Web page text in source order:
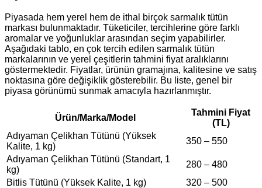
Piyasada hem yerel hem de ithal birçok sarmalık tütün
markası bulunmaktadır. Tüketiciler, tercihlerine göre farklı
aromalar ve yoğunluklar arasından seçim yapabilirler.
Aşağıdaki tablo, en çok tercih edilen sarmalık tütün
markalarının ve yerel çeşitlerin tahmini fiyat aralıklarını
göstermektedir. Fiyatlar, ürünün gramajına, kalitesine ve satış
noktasına göre değişiklik gösterebilir. Bu liste, genel bir
piyasa görünümü sunmak amacıyla hazırlanmıştır.
Ürün/Marka/Model
Tahmini Fiyat
(TL)
Adıyaman Çelikhan Tütünü (Yüksek
Kalite, 1 kg)
350 – 550
Adıyaman Çelikhan Tütünü (Standart, 1
kg)
280 – 480
Bitlis Tütünü (Yüksek Kalite, 1 kg)
320 – 500